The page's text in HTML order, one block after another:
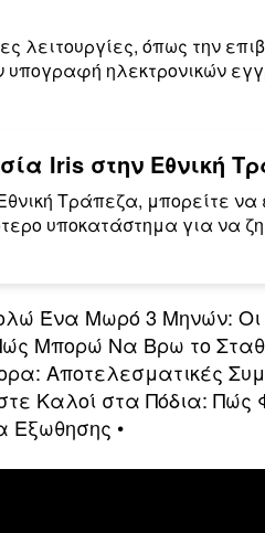
λειτουργίες, όπως την
υπογραφή ηλεκτρονικών
Iris στην Εθνική
Τράπεζα, μπορείτε να
υποκατάστημα για να
Ένα Μωρό 3 Μηνών: Οι
Μπορώ Να Βρω το
Αποτελεσματικές
Καλοί στα Πόδια: Πώς
Εξωθησης •